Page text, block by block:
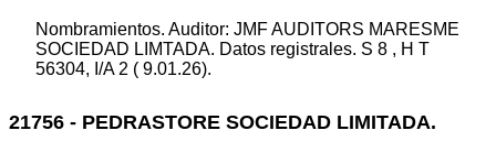
Nombramientos. Auditor: JMF AUDITORS MARESME
SOCIEDAD LIMTADA. Datos registrales. S 8 , H T
56304, I/A 2 ( 9.01.26).
21756 - PEDRASTORE SOCIEDAD LIMITADA.